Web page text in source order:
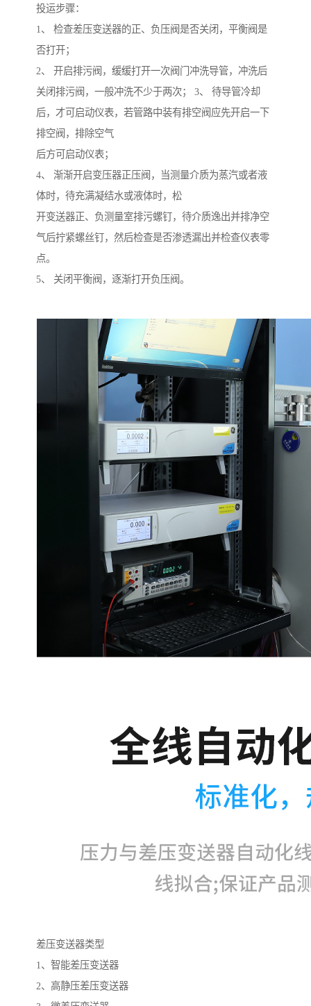
投运步骤：
1、 检查差压变送器的正、负压阀是否关闭，平衡阀是
否打开；
2、 开启排污阀，缓缓打开一次阀门冲洗导管，冲洗后
关闭排污阀，一般冲洗不少于两次； 3、 待导管冷却
后，才可启动仪表，若管路中装有排空阀应先开启一下
排空阀，排除空气
后方可启动仪表；
4、 渐渐开启变压器正压阀，当测量介质为蒸汽或者液
体时，待充满凝结水或液体时，松
开变送器正、负测量室排污螺钉，待介质逸出并排净空
气后拧紧螺丝钉，然后检查是否渗透漏出并检查仪表零
点。
5、 关闭平衡阀，逐渐打开负压阀。
差压变送器类型
1、智能差压变送器
2、高静压差压变送器